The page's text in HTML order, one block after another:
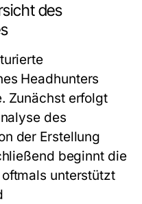
des
Headhunters
Zunächst erfolgt
des
der Erstellung
beginnt die
unterstützt